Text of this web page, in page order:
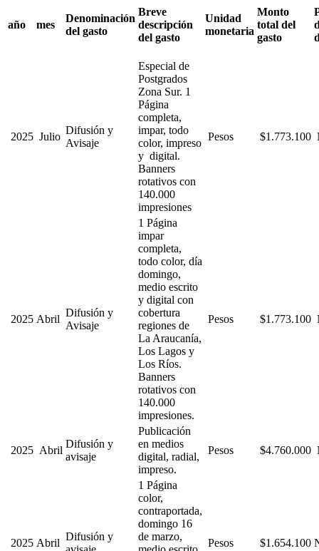
año mes
Denominación
del gasto
Breve
descripción
del gasto
Unidad
monetaria
Monto
total del
gasto
2025 Julio
Difusión y
Avisaje
Especial de
Postgrados
Zona Sur. 1
Página
completa,
impar, todo
color, impreso
y digital.
Banners
rotativos con
140.000
impresiones
Pesos $1.773.100
2025 Abril
Difusión y
Avisaje
1 Página
impar
completa,
todo color, día
domingo,
medio escrito
y digital con
cobertura
regiones de
La Araucanía,
Los Lagos y
Los Ríos.
Banners
rotativos con
140.000
impresiones.
Pesos $1.773.100
2025 Abril
Difusión y
avisaje
Publicación
en medios
digital, radial,
impreso.
Pesos $4.760.000
2025 Abril
Difusión y
1 Página
color,
contraportada,
domingo 16
de marzo,
Pesos $1.654.100